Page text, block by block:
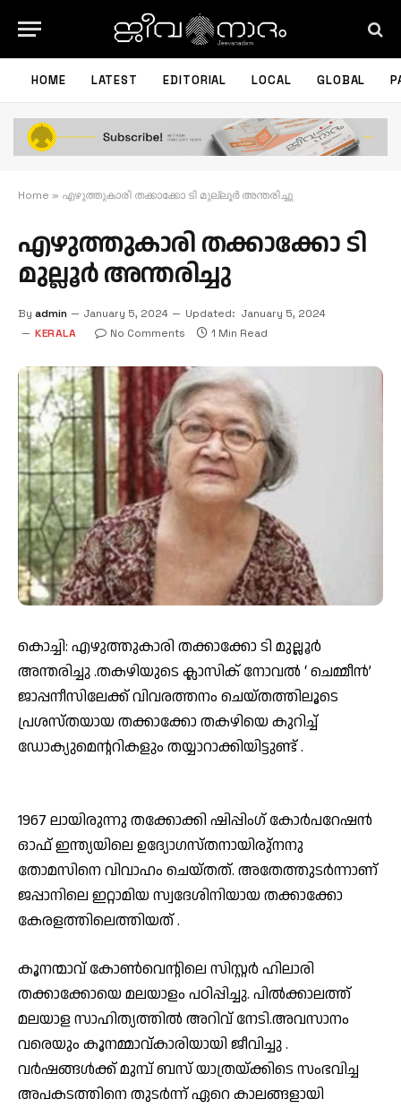
HOME LATEST EDITORIAL LOCAL GLOBAL
Home » എഴുത്തുകാരി തക്കാക്കോ ടി മുല്ലൂർ അന്തരിച്ചു
എഴുത്തുകാരി തക്കാക്കോ ടി
മുല്ലൂർ അന്തരിച്ചു
By admin January 5, 2024 Updated: January 5, 2024
KERALA
No Comments 1 Min Read
കൊച്ചി: എഴുത്തുകാരി തക്കാക്കോ ടി മുല്ലൂർ
അന്തരിച്ചു .തകഴിയുടെ ക്ലാസിക് നോവല്‍ ‘ ചെമ്മീന്‍’
ജാപ്പനീസിലേക്ക് വിവരത്തനം ചെയ്തത്തിലൂടെ
പ്രശസ്തയായ തക്കാക്കോ തകഴിയെ കുറിച്ച്
ഡോക്യുമെന്ററികളും തയ്യാറാക്കിയിട്ടുണ്ട് .
1967 ലായിരുന്നു തക്കോക്കി ഷിപ്പിംഗ് കോര്‍പറേഷന്‍
ഓഫ് ഇന്ത്യയിലെ ഉദ്യോഗസ്തനായിരു്‌നനു
തോമസിനെ വിവാഹം ചെയ്തത്. അതേത്തുടർന്നാണ്
ജപ്പാനിലെ ഇറ്റാമിയ സ്വദേശിനിയായ തക്കാക്കോ
കേരളത്തിലെത്തിയത് .
കൂനന്മാവ് കോണ്‍വെന്റിലെ സിസ്റ്റര്‍ ഹിലാരി
തക്കാക്കോയെ മലയാളം പഠിപ്പിച്ചു. പിൽക്കാലത്ത്
മലയാള സാഹിത്യത്തിൽ അറിവ് നേടി.അവസാനം
വരെയും കൂനമ്മാവ്‌കാരിയായി ജീവിച്ചു .
വര്‍ഷങ്ങള്‍ക്ക് മുമ്പ് ബസ് യാത്രയ്ക്കിടെ സംഭവിച്ച
അപകടത്തിനെ തുടര്‍ന്ന് ഏറെ കാലങ്ങളായി